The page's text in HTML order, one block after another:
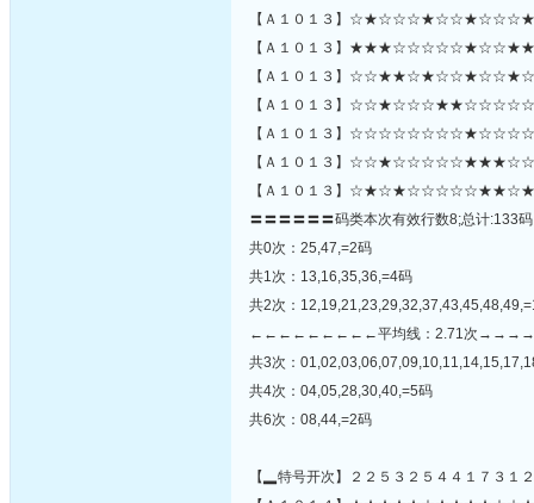
【Ａ１０１３】
【Ａ１０１３】
【Ａ１０１３】
【Ａ１０１３】
【Ａ１０１３】
【Ａ１０１３】
【Ａ１０１３】
〓〓〓〓〓〓码类本次有效行数8;总计:133
共0次：25,47,=2码
共1次：13,16,35,36,=4码
共2次：
←←←←←←←←←平均线：2.71次
共3次：
共4次：04,05,28,30,40,=5码
共6次：08,44,=2码
【▂特号开次】２２５３２５４４１７３１